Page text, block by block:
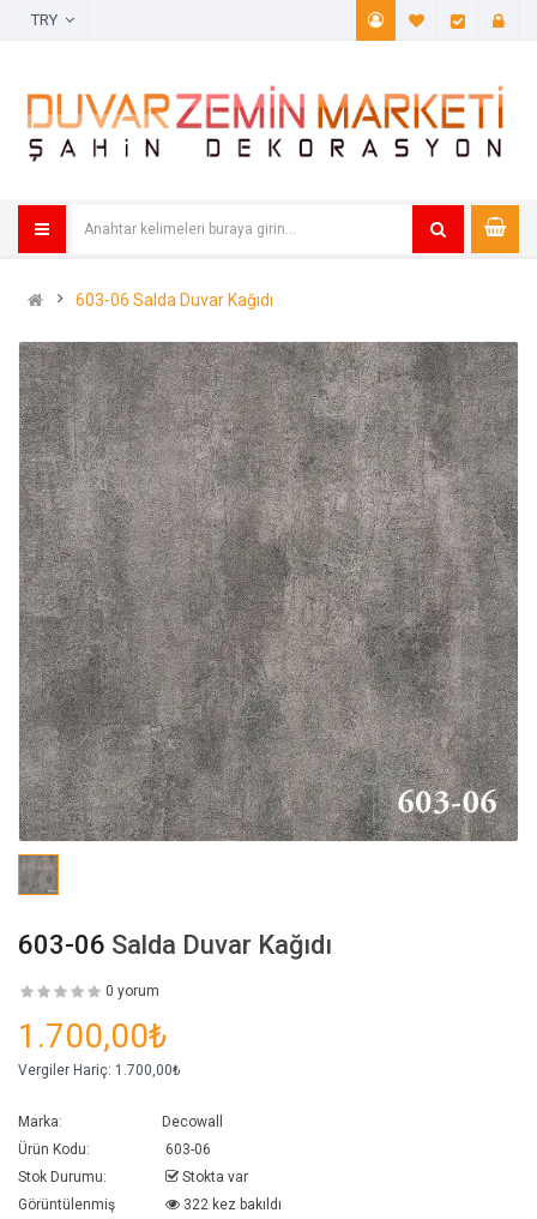
A. Listem
603-06 Salda Duvar Kağıdı
603-06 Salda Duvar Kağıdı
0 yorum
1.700,00₺
Vergiler Hariç: 1.700,00₺
Marka:
Decowall
Ürün Kodu:
603-06
Stok Durumu:
Stokta var
Görüntülenmiş
322 kez bakıldı